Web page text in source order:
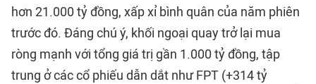
hơn 21.000 tỷ đồng, xấp xỉ bình quân của năm phiên
trước đó. Đáng chú ý, khối ngoại quay trở lại mua
ròng mạnh với tổng giá trị gần 1.000 tỷ đồng, tập
trung ở các cổ phiếu dẫn dắt như FPT (+314 tỷ